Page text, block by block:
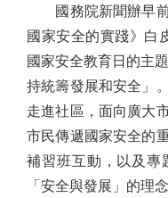
國務院新聞辦早前
國家安全的實踐》白
國家安全教育日的主
持統籌發展和安全」
走進社區，面向廣大
市民傳遞國家安全的
補習班互動，以及專
「安全與發展」的理念